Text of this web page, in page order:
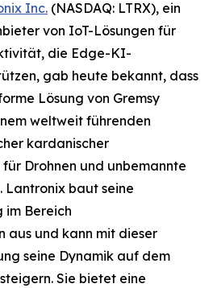
Inc. (NASDAQ: LTRX), ein
von IoT-Lösungen für
die Edge-KI-
gab heute bekannt, dass
Lösung von Gremsy
weltweit führenden
kardanischer
Drohnen und unbemannte
Lantronix baut seine
im Bereich
aus und kann mit dieser
seine Dynamik auf dem
Sie bietet eine